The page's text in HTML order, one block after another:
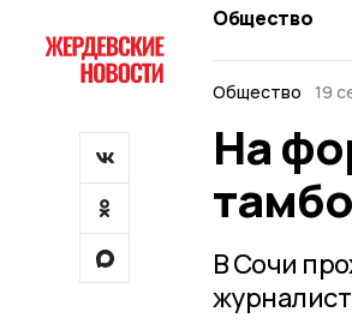
Общество
Общество 19
На
В Сочи